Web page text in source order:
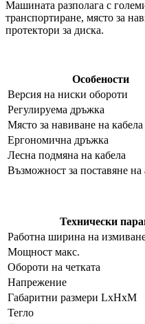
Машината разполага с
транспортиране, място за
протектори за диска.
Особености
Версия на ниски обороти
Регулируема дръжка
Място за навиване на кабела
Ергономична дръжка
Лесна подмяна на кабела
Възможност за поставяне на
Технически
Работна ширина на
Мощност макс.
Обороти на четката
Напрежение
Габаритни размери LxHxM
Тегло